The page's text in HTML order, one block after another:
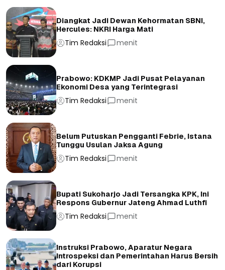
Diangkat Jadi Dewan Kehormatan SBNI,
Hercules: NKRI Harga Mati
Tim Redaksi menit
Prabowo: KDKMP Jadi Pusat Pelayanan
Ekonomi Desa yang Terintegrasi
Tim Redaksi menit
Belum Putuskan Pengganti Febrie, Istana
Tunggu Usulan Jaksa Agung
Tim Redaksi menit
Bupati Sukoharjo Jadi Tersangka KPK, Ini
Respons Gubernur Jateng Ahmad Luthfi
Tim Redaksi menit
Instruksi Prabowo, Aparatur Negara
Introspeksi dan Pemerintahan Harus Bersih
dari Korupsi